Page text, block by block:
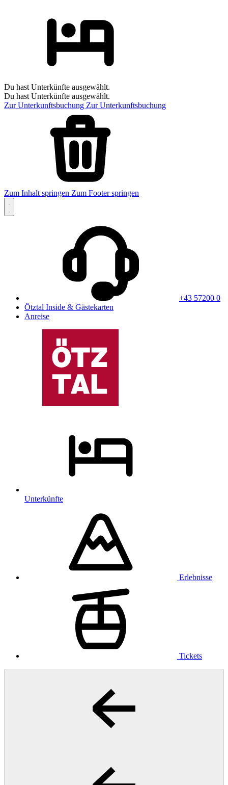
Du hast Unterkünfte ausgewählt.
Du hast Unterkünfte ausgewählt.
Zur Unterkunftsbuchung Zur Unterkunftsbuchung
Zum Inhalt springen Zum Footer springen
+43 57200 0
Ötztal Inside & Gästekarten
Anreise
Unterkünfte
Erlebnisse
Tickets